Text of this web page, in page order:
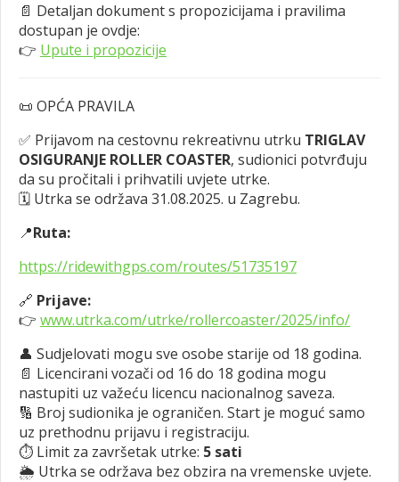
📄 Detaljan dokument s propozicijama i pravilima
dostupan je ovdje:
👉 Upute i propozicije
📜 OPĆA PRAVILA
✅ Prijavom na cestovnu rekreativnu utrku TRIGLAV
OSIGURANJE ROLLER COASTER, sudionici potvrđuju
da su pročitali i prihvatili uvjete utrke.
🗓 Utrka se održava 31.08.2025. u Zagrebu.
📍Ruta:
https://ridewithgps.com/routes/51735197
🔗 Prijave:
👉 www.utrka.com/utrke/rollercoaster/2025/info/
👤 Sudjelovati mogu sve osobe starije od 18 godina.
📄 Licencirani vozači od 16 do 18 godina mogu
nastupiti uz važeću licencu nacionalnog saveza.
🔢 Broj sudionika je ograničen. Start je moguć samo
uz prethodnu prijavu i registraciju.
⏱ Limit za završetak utrke: 5 sati
🌦️ Utrka se održava bez obzira na vremenske uvjete.